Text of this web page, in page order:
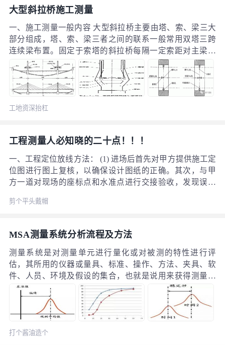
大型斜拉桥施工测量
一、施工测量一般内容 大型斜拉桥主要由塔、索、梁三大
部分组成，塔、索、梁三者之间的联系一般常用双塔三跨
连续梁布置。固定于索塔的斜拉桥每隔一定索距对主梁进
行提拉,将主梁荷载传至索塔，再传至塔墩基础。
工地资深抬杠
工程测量人必知晓的二十点！！！
一、工程定位放线方法： (1) 进场后首先对甲方提供施工定
位图进行图上复核，以确保设计图纸的正确。其次，与甲
方一道对现场的座标点和水准点进行交接验收，发现误差
可正式定位。
剪个平头戴帽
MSA测量系统分析流程及方法
测量系统是对测量单元进行量化或对被测的特性进行评
估，其所用的仪器或量具、标准、操作、方法、夹具、软
件、人员、环境及假设的集合，也就是说用来获得测量结
果的过程。理想的测量系统在每次使用时应只产生正确的
测量结果：与一个标准值相符。 在现实生活中，理想的测
量系统几乎是不存在的：用一把校准好的卡尺，不同的人
测量同一件零件都会产生不同的结果。不良的测量系统产
生的测量结果往往本身就有较大的偏差，从而可能掩盖被
打个酱油造个